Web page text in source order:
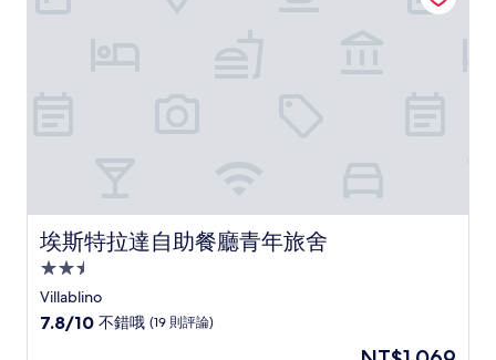
埃斯特拉達自助餐廳青年旅舍
埃斯特拉達自助餐廳青年旅舍
2.5
星
級
Villablino
7.8
7.8/10 不錯哦 (19 則評論)
現